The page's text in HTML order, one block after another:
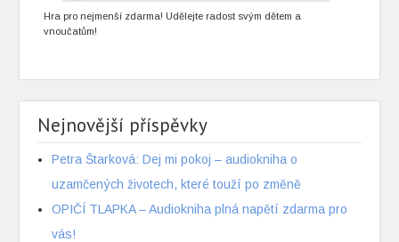
Hra pro nejmenší zdarma! Udělejte radost svým dětem a
vnoučatům!
Nejnovější příspěvky
Petra Štarková: Dej mi pokoj – audiokniha o
uzamčených životech, které touží po změně
OPIČÍ TLAPKA – Audiokniha plná napětí zdarma pro
vás!